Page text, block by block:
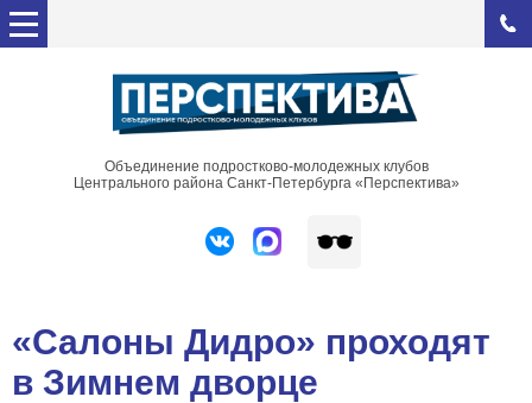
Объединение подростково-молодежных клубов
Центрального района Санкт-Петербурга «Перспектива»
«Салоны Дидро» проходят
в Зимнем дворце